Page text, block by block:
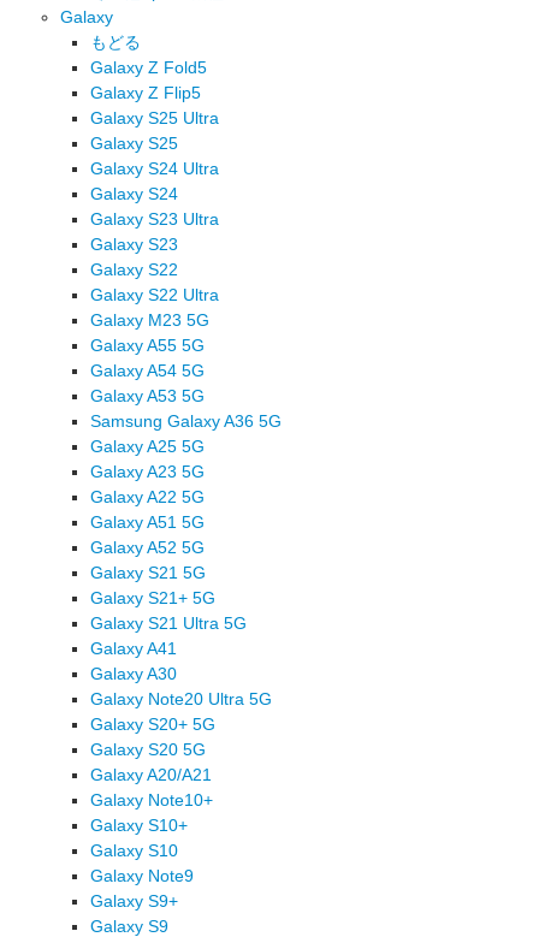
Galaxy
もどる
Galaxy Z Fold5
Galaxy Z Flip5
Galaxy S25 Ultra
Galaxy S25
Galaxy S24 Ultra
Galaxy S24
Galaxy S23 Ultra
Galaxy S23
Galaxy S22
Galaxy S22 Ultra
Galaxy M23 5G
Galaxy A55 5G
Galaxy A54 5G
Galaxy A53 5G
Samsung Galaxy A36 5G
Galaxy A25 5G
Galaxy A23 5G
Galaxy A22 5G
Galaxy A51 5G
Galaxy A52 5G
Galaxy S21 5G
Galaxy S21+ 5G
Galaxy S21 Ultra 5G
Galaxy A41
Galaxy A30
Galaxy Note20 Ultra 5G
Galaxy S20+ 5G
Galaxy S20 5G
Galaxy A20/A21
Galaxy Note10+
Galaxy S10+
Galaxy S10
Galaxy Note9
Galaxy S9+
Galaxy S9